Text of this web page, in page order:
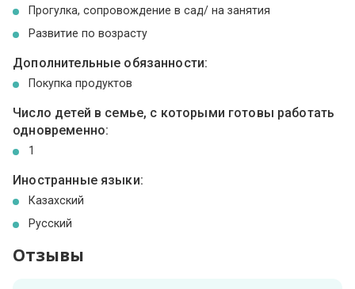
Прогулка, сопровождение в сад/ на занятия
Развитие по возрасту
Дополнительные обязанности:
Покупка продуктов
Число детей в семье, с которыми готовы работать
одновременно:
1
Иностранные языки:
Казахский
Русский
Отзывы